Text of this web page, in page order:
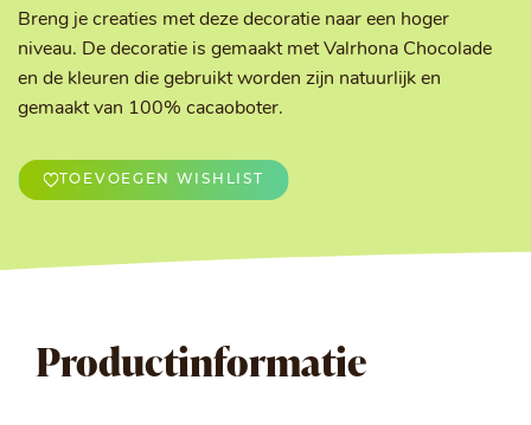
Breng je creaties met deze decoratie naar een hoger
niveau. De decoratie is gemaakt met Valrhona Chocolade
en de kleuren die gebruikt worden zijn natuurlijk en
gemaakt van 100% cacaoboter.
TOEVOEGEN WISHLIST
Productinformatie